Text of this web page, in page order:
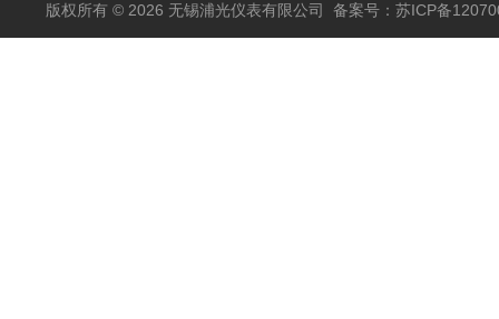
版权所有 © 2026 无锡浦光仪表有限公司 备案号：苏ICP备